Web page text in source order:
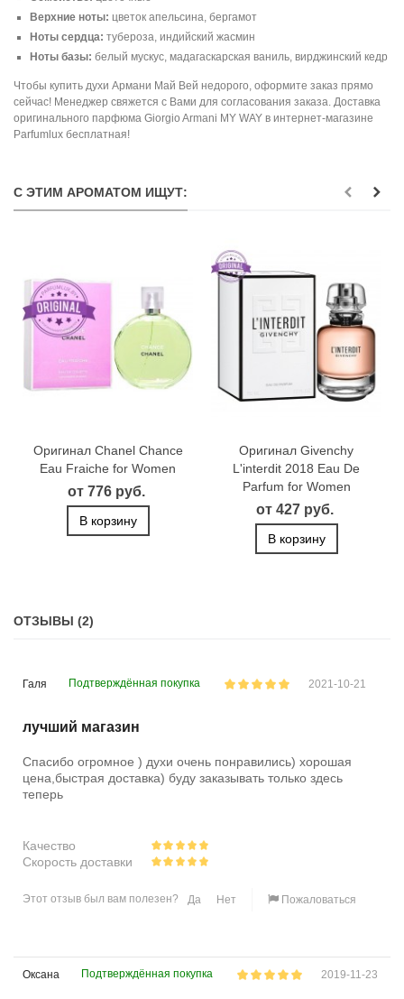
Верхние ноты: цветок апельсина, бергамот
Ноты сердца: тубероза, индийский жасмин
Ноты базы: белый мускус, мадагаскарская ваниль, вирджинский кедр
Чтобы купить духи Армани Май Вей недорого, оформите заказ прямо
сейчас! Менеджер свяжется с Вами для согласования заказа. Доставка
оригинального парфюма Giorgio Armani MY WAY в интернет-магазине
Parfumlux бесплатная!
С ЭТИМ АРОМАТОМ ИЩУТ:
Оригинал Chanel Chance
Eau Fraiche for Women
от 776 руб.
В корзину
Оригинал Givenchy
L'interdit 2018 Eau De
Parfum for Women
от 427 руб.
В корзину
ОТЗЫВЫ (2)
Галя Подтверждённая покупка 2021-10-21
лучший магазин
Спасибо огромное ) духи очень понравились) хорошая
цена,быстрая доставка) буду заказывать только здесь
теперь
Качество
Скорость доставки
Этот отзыв был вам полезен? Да Нет Пожаловаться
Оксана Подтверждённая покупка 2019-11-23